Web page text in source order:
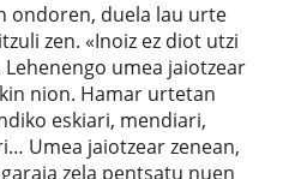
ondoren, duela lau urte
zen. «Inoiz ez diot utzi
umea jaiotzear
nion. Hamar urtetan
eskiari, mendiari,
Umea jaiotzear zenean,
zela pentsatu nuen